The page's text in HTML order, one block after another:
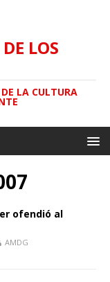
LOS
LA CULTURA
ofendió al
AMDG